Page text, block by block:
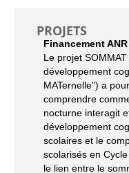
PROJETS
Financement ANR
Le projet
développement
MATernelle") a
comprendre
nocturne interagit
développement
scolaires et le
scolarisés en
le lien entre le